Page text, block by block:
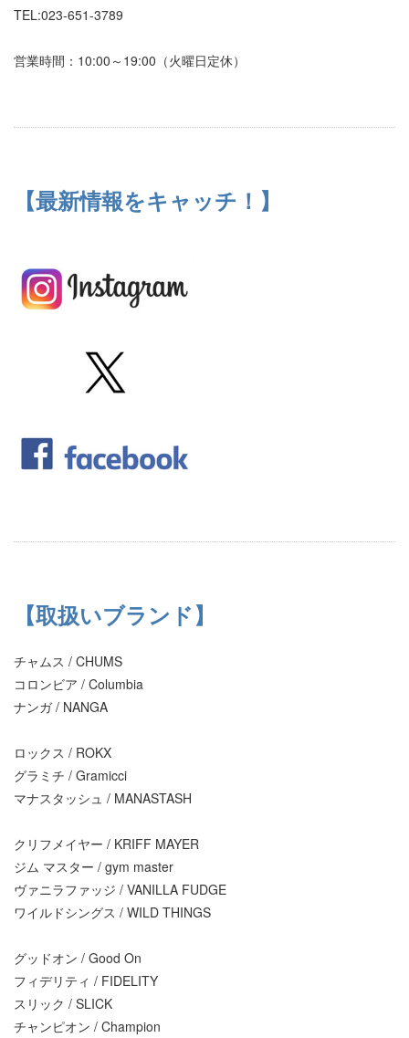
TEL:023-651-3789
営業時間：10:00～19:00（火曜日定休）
【最新情報をキャッチ！】
【取扱いブランド】
チャムス / CHUMS
コロンビア / Columbia
ナンガ / NANGA
ロックス / ROKX
グラミチ / Gramicci
マナスタッシュ / MANASTASH
クリフメイヤー / KRIFF MAYER
ジム マスター / gym master
ヴァニラファッジ / VANILLA FUDGE
ワイルドシングス / WILD THINGS
グッドオン / Good On
フィデリティ / FIDELITY
スリック / SLICK
チャンピオン / Champion